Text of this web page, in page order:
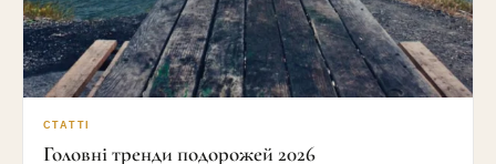
СТАТТІ
Головні тренди подорожей 2026